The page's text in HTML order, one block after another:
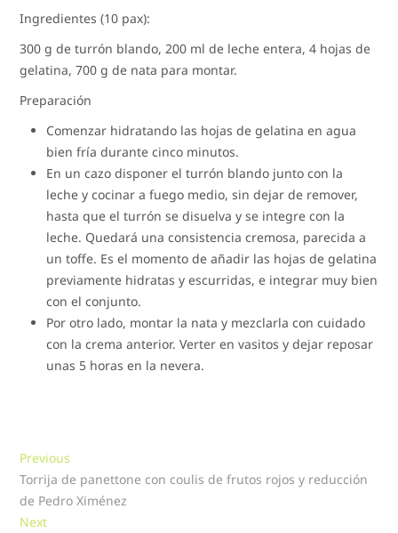
Ingredientes (10 pax):
300 g de turrón blando, 200 ml de leche entera, 4 hojas de
gelatina, 700 g de nata para montar.
Preparación
Comenzar hidratando las hojas de gelatina en agua
bien fría durante cinco minutos.
En un cazo disponer el turrón blando junto con la
leche y cocinar a fuego medio, sin dejar de remover,
hasta que el turrón se disuelva y se integre con la
leche. Quedará una consistencia cremosa, parecida a
un toffe. Es el momento de añadir las hojas de gelatina
previamente hidratas y escurridas, e integrar muy bien
con el conjunto.
Por otro lado, montar la nata y mezclarla con cuidado
con la crema anterior. Verter en vasitos y dejar reposar
unas 5 horas en la nevera.
Navegación
de
entradas
Previous
post:
Torrija de panettone con coulis de frutos rojos y reducción
de Pedro Ximénez
NextNext